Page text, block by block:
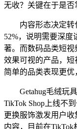
无收？关键在于是否
内容形态决定
52%，说明需要深度
著。而数码品类短视
效果可视的产品，
简单的品类表现更优
Getahug毛绒玩
TikTok Shop上线不
更换服饰激发用户
内容，目前在TikTok